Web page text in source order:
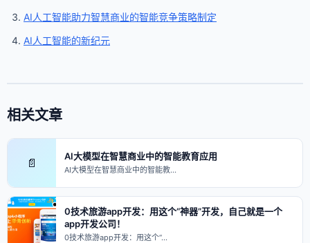
AI人工智能助力智慧商业的智能竞争策略制定
AI人工智能的新纪元
相关文章
📄 AI大模型在智慧商业中的智能教育应用
AI大模型在智慧商业中的智能教…
0技术旅游app开发：用这个“神器”开发，自己就是一个
app开发公司！
0技术旅游app开发：用这个“…